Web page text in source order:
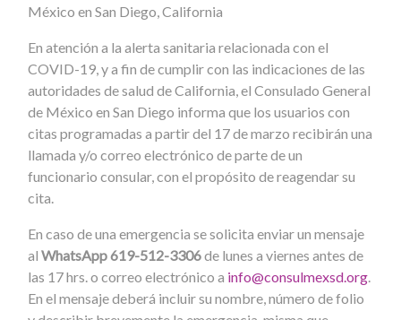
México en San Diego, California
En atención a la alerta sanitaria relacionada con el
COVID-19, y a fin de cumplir con las indicaciones de las
autoridades de salud de California, el Consulado General
de México en San Diego informa que los usuarios con
citas programadas a partir del 17 de marzo recibirán una
llamada y/o correo electrónico de parte de un
funcionario consular, con el propósito de reagendar su
cita.
En caso de una emergencia se solicita enviar un mensaje
alWhatsApp 619-512-3306de lunes a viernes antes de
las 17 hrs. o correo electrónico a info@consulmexsd.org
En el mensaje deberá incluir su nombre, número de folio